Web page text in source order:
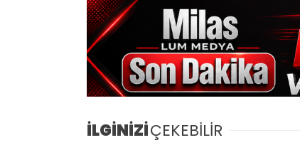
İLGİNİZİÇEKEBİLİR